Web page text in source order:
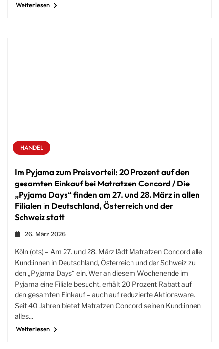
Weiterlesen
HANDEL
Im Pyjama zum Preisvorteil: 20 Prozent auf den
gesamten Einkauf bei Matratzen Concord / Die
„Pyjama Days“ finden am 27. und 28. März in allen
Filialen in Deutschland, Österreich und der
Schweiz statt
26. März 2026
Köln (ots) – Am 27. und 28. März lädt Matratzen Concord alle
Kund:innen in Deutschland, Österreich und der Schweiz zu
den „Pyjama Days“ ein. Wer an diesem Wochenende im
Pyjama eine Filiale besucht, erhält 20 Prozent Rabatt auf
den gesamten Einkauf – auch auf reduzierte Aktionsware.
Seit 40 Jahren bietet Matratzen Concord seinen Kund:innen
alles...
Weiterlesen